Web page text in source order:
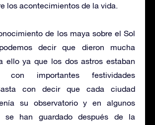
los acontecimientos de la vida.
de los maya sobre el Sol
decir que dieron mucha
ello ya que los dos astros estaban
con importantes festividades
con decir que cada ciudad
su observatorio y en algunos
se han guardado después de la